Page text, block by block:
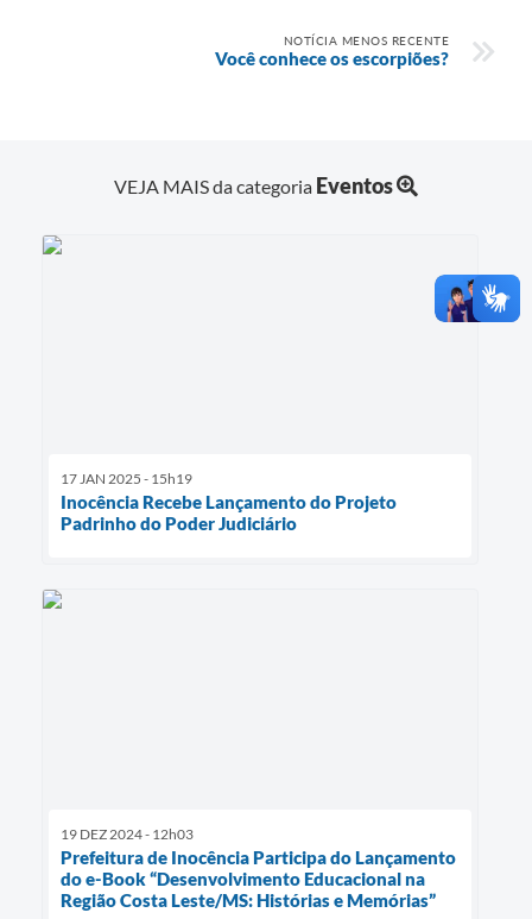
NOTÍCIA MENOS RECENTE
Você conhece os escorpiões?
VEJA MAIS da categoria Eventos
17 JAN 2025 - 15h19
Inocência Recebe Lançamento do Projeto
Padrinho do Poder Judiciário
19 DEZ 2024 - 12h03
Prefeitura de Inocência Participa do Lançamento
do e-Book “Desenvolvimento Educacional na
Região Costa Leste/MS: Histórias e Memórias”